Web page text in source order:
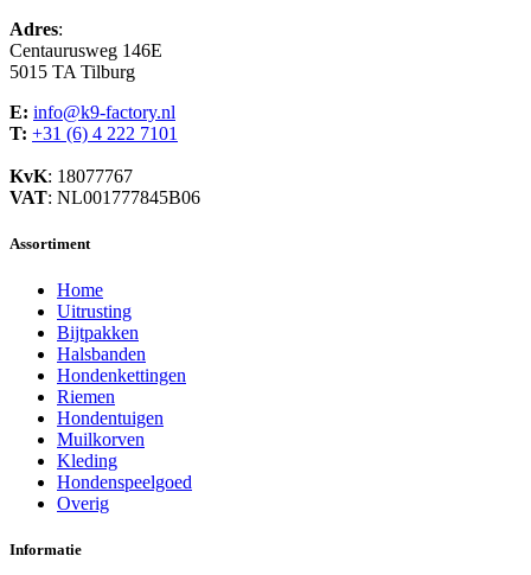
Adres:
Centaurusweg 146E
5015 TA Tilburg
E: info@k9-factory.nl
T: +31 (6) 4 222 7101
KvK: 18077767
VAT: NL001777845B06
Assortiment
Home
Uitrusting
Bijtpakken
Halsbanden
Hondenkettingen
Riemen
Hondentuigen
Muilkorven
Kleding
Hondenspeelgoed
Overig
Informatie